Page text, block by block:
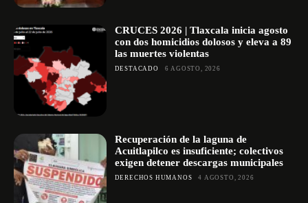
CRUCES 2026 | Tlaxcala inicia agosto
con dos homicidios dolosos y eleva a 89
las muertes violentas
DESTACADO 6 AGOSTO, 2026
Recuperación de la laguna de
Acuitlapilco es insuficiente; colectivos
exigen detener descargas municipales
DERECHOS HUMANOS 4 AGOSTO, 2026